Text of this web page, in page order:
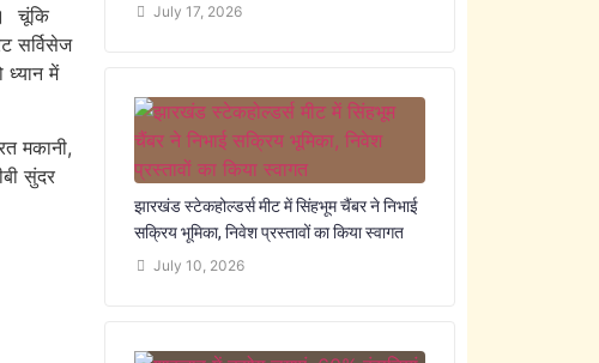
चूंकि
सर्विसेज
में
मकानी,
सुंदर
July 17, 2026
झारखंड स्टेकहोल्डर्स मीट में सिंहभूम चैंबर ने निभाई
सक्रिय भूमिका, निवेश प्रस्तावों का किया स्वागत
July 10, 2026